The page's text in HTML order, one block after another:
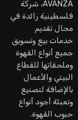
AVANZA، شركة
فلسطينية رائدة في
مجال تقديم
خدمات بيع وتسويق
جميع أنواع القهوة
وملحقاتها للقطاع
البيتي والأعمال
بالإضافة لتصنيع
وتعبئة أجود أنواع
حبوب القهوة.